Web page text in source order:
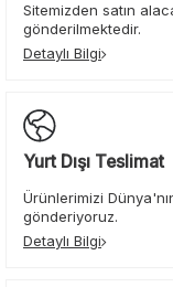
Sitemizden satın
gönderilmektedir.
Detaylı Bilgi
Yurt Dışı Teslimat
Ürünlerimizi
gönderiyoruz.
Detaylı Bilgi